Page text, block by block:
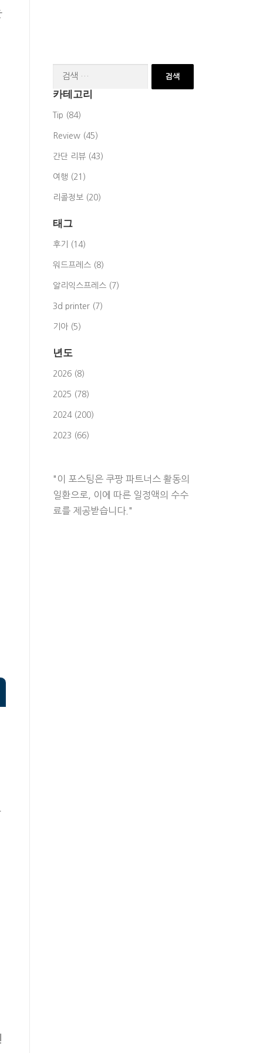
색:
카테고리
Tip (84)
Review (45)
간단 리뷰 (43)
여행 (21)
리콜정보 (20)
태그
후기 (14)
워드프레스 (8)
알리익스프레스 (7)
3d printer (7)
기아 (5)
년도
2026 (8)
2025 (78)
2024 (200)
2023 (66)
"이 포스팅은 쿠팡 파트너스 활동의
일환으로, 이에 따른 일정액의 수수
료를 제공받습니다."